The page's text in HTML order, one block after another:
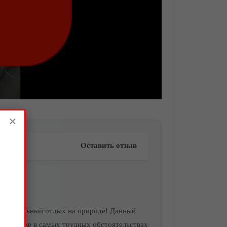
Оставить отзыв
отдых на природе! Данный
даже в самых трудных обстоятельствах
×